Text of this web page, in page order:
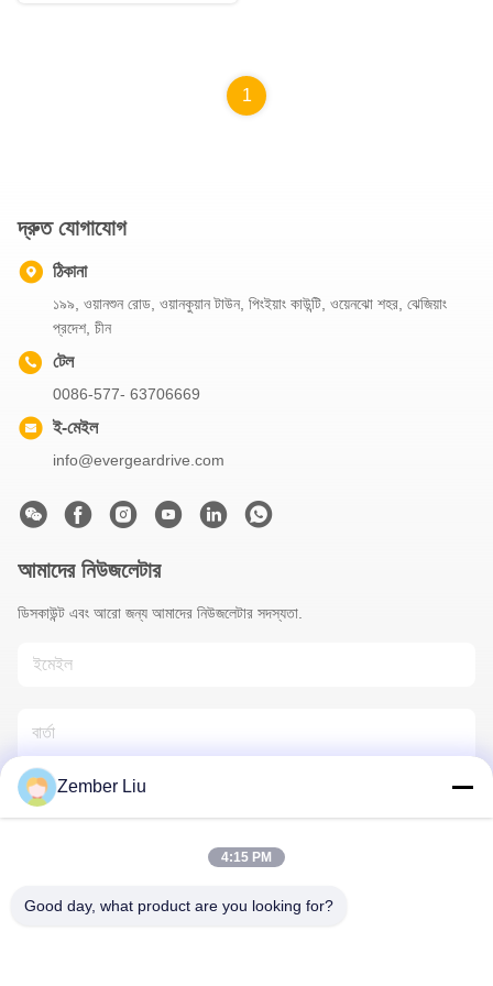
1
দ্রুত যোগাযোগ
ঠিকানা
১৯৯, ওয়ানশুন রোড, ওয়ানকুয়ান টাউন, পিংইয়াং কাউন্টি, ওয়েনঝো শহর, ঝেজিয়াং
প্রদেশ, চীন
টেল
0086-577- 63706669
ই-মেইল
info@evergeardrive.com
আমাদের নিউজলেটার
ডিসকাউন্ট এবং আরো জন্য আমাদের নিউজলেটার সদস্যতা.
আমাদের সাথে যোগাযোগ করুন
Zember Liu
4:15 PM
Good day, what product are you looking for?